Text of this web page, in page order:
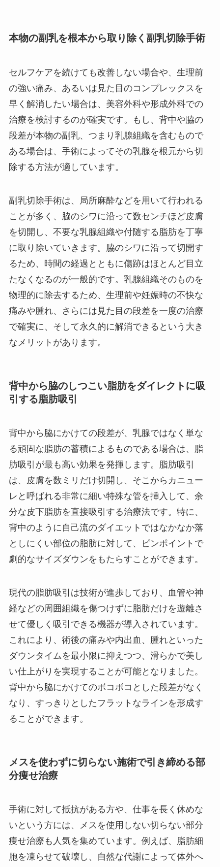
本物の副乳を根本から取り除く副乳切除手術
セルフケアを続けても改善しない場合や、生理前
の強い痛み、あるいは見た目のコンプレックスを
早く解消したい場合は、美容外科や形成外科での
治療を検討するのが確実です。もし、背中や脇の
段差が本物の副乳、つまり乳腺組織を含むもので
ある場合は、手術によってその乳腺を根元から切
除する方法が適しています。
副乳切除手術は、局所麻酔などを用いて行われる
ことが多く、脇のシワに沿って数センチほど皮膚
を切開し、不要な乳腺組織や付随する脂肪を丁寧
に取り除いていきます。脇のシワに沿って切開す
るため、時間の経過とともに傷跡はほとんど目立
たなくなるのが一般的です。乳腺組織そのものを
物理的に除去するため、生理前や妊娠時の不快な
痛みや腫れ、さらには見た目の段差を一度の治療
で確実に、そして永久的に解消できるという大き
なメリットがあります。
背中から脇のしつこい脂肪をダイレクトに吸
引する脂肪吸引
背中から脇にかけての段差が、乳腺ではなく単な
る頑固な脂肪の蓄積によるものである場合は、脂
肪吸引が最も高い効果を発揮します。脂肪吸引
は、皮膚を数ミリだけ切開し、そこからカニュー
レと呼ばれる非常に細い特殊な管を挿入して、余
分な皮下脂肪を直接吸引する治療法です。特に、
背中のように自己流のダイエットではなかなか落
としにくい部位の脂肪に対して、ピンポイントで
劇的なサイズダウンをもたらすことができます。
現代の脂肪吸引は技術が進歩しており、血管や神
経などの周囲組織を傷つけずに脂肪だけを遊離さ
せて優しく吸引できる機器が導入されています。
これにより、術後の痛みや内出血、腫れといった
ダウンタイムを最小限に抑えつつ、滑らかで美し
い仕上がりを実現することが可能となりました。
背中から脇にかけてのボコボコとした段差がなく
なり、すっきりとしたフラットなラインを形成す
ることができます。
メスを使わずに切らない施術で引き締める部
分痩せ治療
手術に対して抵抗がある方や、仕事を長く休めな
いという方には、メスを使用しない切らない部分
痩せ治療も人気を集めています。例えば、脂肪細
胞を凍らせて破壊し、自然な代謝によって体外へ